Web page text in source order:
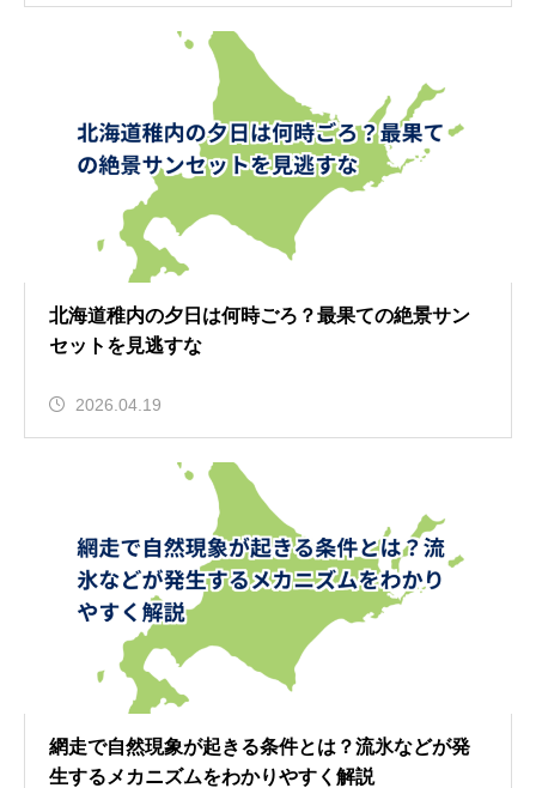
北海道稚内の夕日は何時ごろ？最果ての絶景サン
セットを見逃すな
2026.04.19
網走で自然現象が起きる条件とは？流氷などが発
生するメカニズムをわかりやすく解説